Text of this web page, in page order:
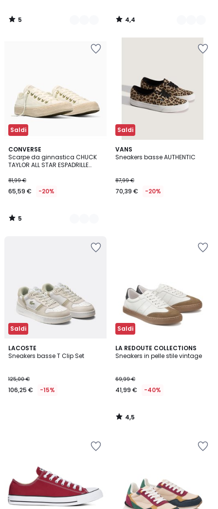
5
/
4,4
/
Saldi
CONVERSE
Scarpe da ginnastica CHUCK
TAYLOR ALL STAR ESPADRILLE
81,99 €
65,59 € -20%
5
/
5
2
Colori
5
/
Saldi
VANS
Sneakers basse AUTHENTIC
87,99 €
70,39 € -20%
Saldi
LACOSTE
Sneakers basse T Clip Set
125,00 €
106,25 € -15%
Saldi
LA REDOUTE COLLECTIONS
Sneakers in pelle stile vintage
69,99 €
41,99 € -40%
4,5
/ 5
4,5
/